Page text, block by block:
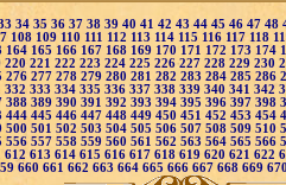
34 35 36 37 38 39 40 41 42 43 44 45 46 47 48
108 109 110 111 112 113 114 115 116 117118
164 165 166 167 168 169 170 171 172 173 174
220 221 222 223 224 225 226227 228 229 230
276 277 278 279 280 281 282 283 284 285 286
332 333 334 335 336 337 338 339 340 341 342
388 389 390 391 392 393 394 395 396 397 398
444 445 446 447 448 449 450 451 452 453 454
500 501 502 503 504 505 506 507 508 509 510
556 557 558 559 560 561 562 563 564 565 566
612 613 614 615 616 617 618 619 620 621 622
660 661 662 663 664 665 666 667 668 669 670